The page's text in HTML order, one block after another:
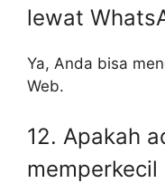
lewat
Ya, Anda bisa
Web.
12. Apakah